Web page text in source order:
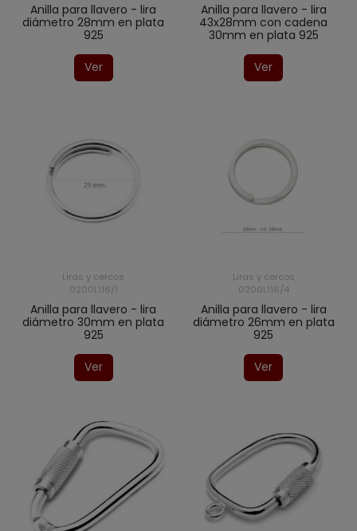
Anilla para llavero - lira
diámetro 28mm en plata
925
Ver
Anilla para llavero - lira
43x28mm con cadena
30mm en plata 925
Ver
Liras y cercos
0200L116/1
Anilla para llavero - lira
diámetro 30mm en plata
925
Ver
Liras y cercos
0200L116/4
Anilla para llavero - lira
diámetro 26mm en plata
925
Ver